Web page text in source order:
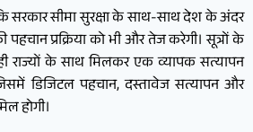
सरकार सीमा सुरक्षा के साथ-साथ देश के अंदर
प्रक्रिया को भी और तेज करेगी। सूत्रों के
राज्यों के साथ मिलकर एक व्यापक सत्यापन
डिजिटल पहचान, दस्तावेज सत्यापन और
होगी।